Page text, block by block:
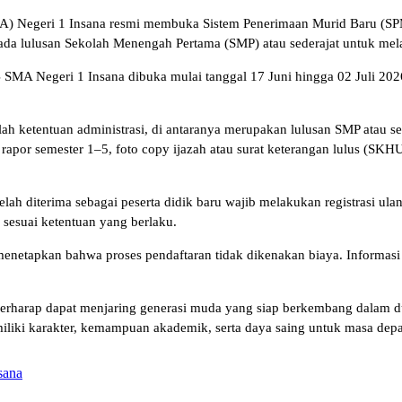
Negeri 1 Insana resmi membuka Sistem Penerimaan Murid Baru
lulusan Sekolah Menengah Pertama (SMP) atau sederajat untuk
Negeri 1 Insana dibuka mulai tanggal 17 Juni hingga 02 Juli
ketentuan administrasi, di antaranya merupakan lulusan SMP atau
semester 1–5, foto copy ijazah atau surat keterangan lulus
diterima sebagai peserta didik baru wajib melakukan registrasi
ketentuan yang berlaku.
bahwa proses pendaftaran tidak dikenakan biaya.
dapat menjaring generasi muda yang siap berkembang
karakter, kemampuan akademik, serta daya saing untuk masa